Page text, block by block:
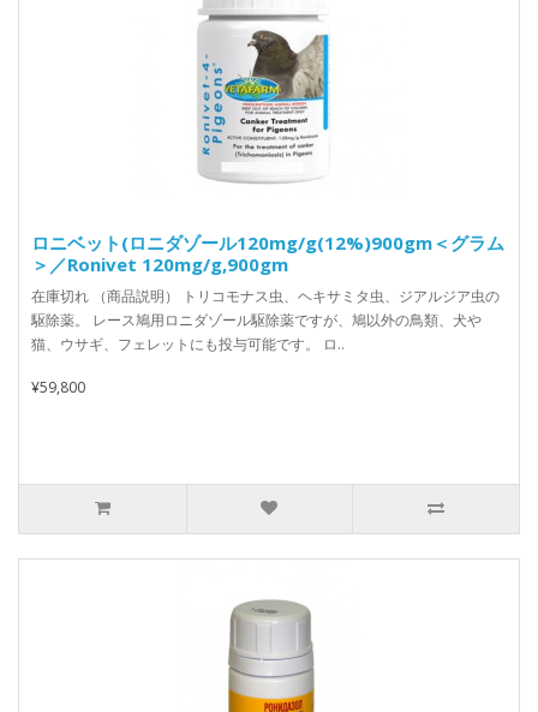
ロニベット(ロニダゾール120mg/g(12%)900gm＜グラム
＞／Ronivet 120mg/g,900gm
在庫切れ （商品説明） トリコモナス虫、ヘキサミタ虫、ジアルジア虫の
駆除薬。 レース鳩用ロニダゾール駆除薬ですが、鳩以外の鳥類、犬や
猫、ウサギ、フェレットにも投与可能です。 ロ..
¥59,800